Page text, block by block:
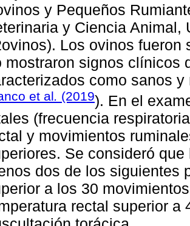
y Pequeños
y Ciencia Animal,
Los ovinos
mostraron signos clínicos
como sanos
et al. (2019). En el
(frecuencia
y movimientos
Se consideró
dos de los siguientes
a los 30
rectal superior a